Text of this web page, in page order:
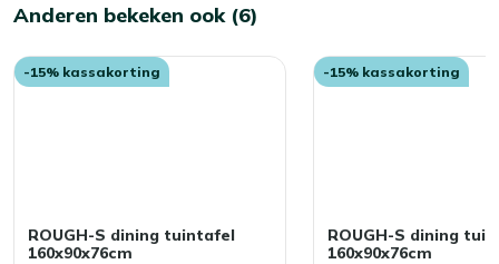
Anderen bekeken ook (6)
-15% kassakorting
ROUGH-S dining tuintafel
160x90x76cm
-15% kassakorting
ROUGH-S dining
160x90x76cm